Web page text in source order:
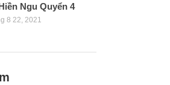
Ngu Quyển 4
8 22, 2021